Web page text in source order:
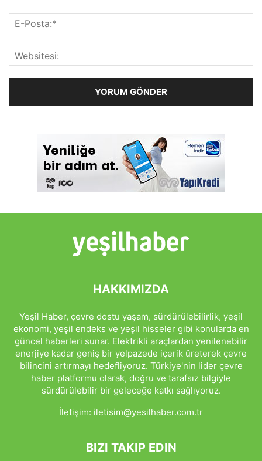
HAKKIMIZDA
Yeşil Haber, çevre dostu yaşam, sürdürülebilirlik, yeşil
ekonomi, yeşil endeks ve yeşil hisseler gibi konularda en
güncel haberleri sunar. Elektrikli araçlardan yenilenebilir
enerjiye kadar geniş bir yelpazede içerik üreterek çevre
bilincini artırmayı hedefliyoruz. Türkiye'nin lider çevre
haber platformu olarak, doğru ve tarafsız bilgiyle
sürdürülebilir bir geleceğe katkı sağlıyoruz.
İletişim: iletisim@yesilhaber.com.tr
BIZI TAKIP EDIN